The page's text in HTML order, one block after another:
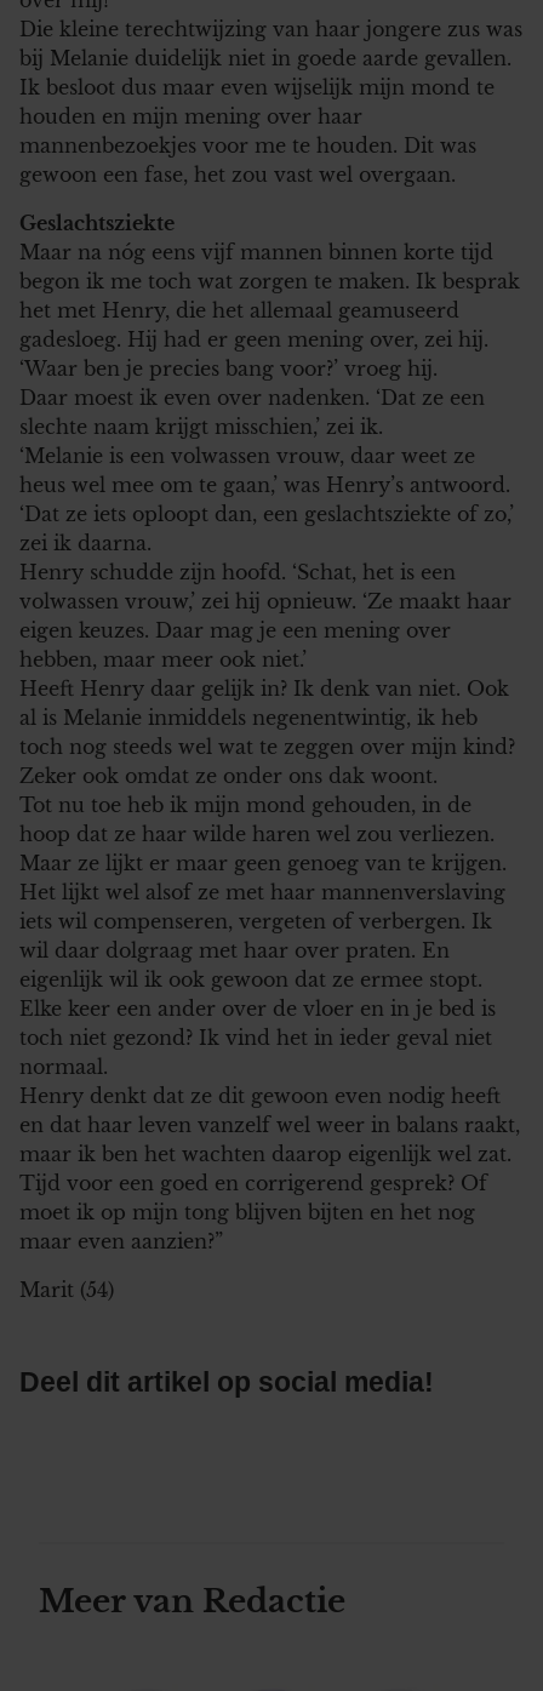
Die kleine terechtwijzing van haar jongere zus was
bij Melanie duidelijk niet in goede aarde gevallen.
Ik besloot dus maar even wijselijk mijn mond te
houden en mijn mening over haar
mannenbezoekjes voor me te houden. Dit was
gewoon een fase, het zou vast wel overgaan.
Geslachtsziekte
Maar na nóg eens vijf mannen binnen korte tijd
begon ik me toch wat zorgen te maken. Ik besprak
het met Henry, die het allemaal geamuseerd
gadesloeg. Hij had er geen mening over, zei hij.
‘Waar ben je precies bang voor?’ vroeg hij.
Daar moest ik even over nadenken. ‘Dat ze een
slechte naam krijgt misschien,’ zei ik.
‘Melanie is een volwassen vrouw, daar weet ze
heus wel mee om te gaan,’ was Henry’s antwoord.
‘Dat ze iets oploopt dan, een geslachtsziekte of zo,’
zei ik daarna.
Henry schudde zijn hoofd. ‘Schat, het is een
volwassen vrouw,’ zei hij opnieuw. ‘Ze maakt haar
eigen keuzes. Daar mag je een mening over
hebben, maar meer ook niet.’
Heeft Henry daar gelijk in? Ik denk van niet. Ook
al is Melanie inmiddels negenentwintig, ik heb
toch nog steeds wel wat te zeggen over mijn kind?
Zeker ook omdat ze onder ons dak woont.
Tot nu toe heb ik mijn mond gehouden, in de
hoop dat ze haar wilde haren wel zou verliezen.
Maar ze lijkt er maar geen genoeg van te krijgen.
Het lijkt wel alsof ze met haar mannenverslaving
iets wil compenseren, vergeten of verbergen. Ik
wil daar dolgraag met haar over praten. En
eigenlijk wil ik ook gewoon dat ze ermee stopt.
Elke keer een ander over de vloer en in je bed is
toch niet gezond? Ik vind het in ieder geval niet
normaal.
Henry denkt dat ze dit gewoon even nodig heeft
en dat haar leven vanzelf wel weer in balans raakt,
maar ik ben het wachten daarop eigenlijk wel zat.
Tijd voor een goed en corrigerend gesprek? Of
moet ik op mijn tong blijven bijten en het nog
maar even aanzien?”
Marit (54)
Deel dit artikel op social media!
Meer van Redactie